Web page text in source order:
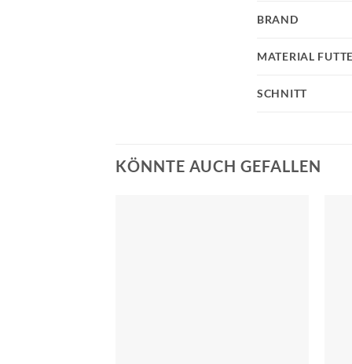
SCHNITT
BRAND
MATERIAL
KÖNNTE AUCH GEFALLEN